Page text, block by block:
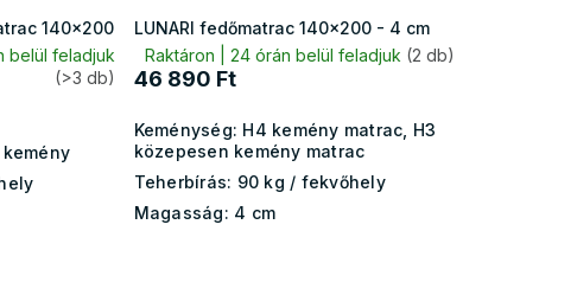
140x200
belül feladjuk
(>3 db)
LUNARI fedőmatrac 140x200 - 4 cm
Raktáron | 24 órán belül feladjuk (2 db)
46 890 Ft
Keménység: H4 kemény matrac, H3
közepesen kemény matrac
Teherbírás: 90 kg / fekvőhely
Magasság: 4 cm